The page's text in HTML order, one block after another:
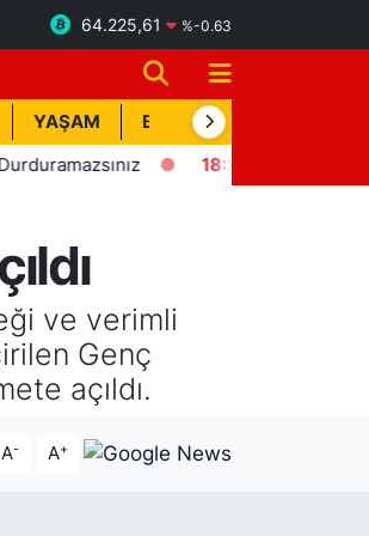
64.225,61 %-0.63
YAŞAM BİK İLAN
18:57 Erdemli'de Deprem!
ve verimli
Genç
açıldı.
A- A+